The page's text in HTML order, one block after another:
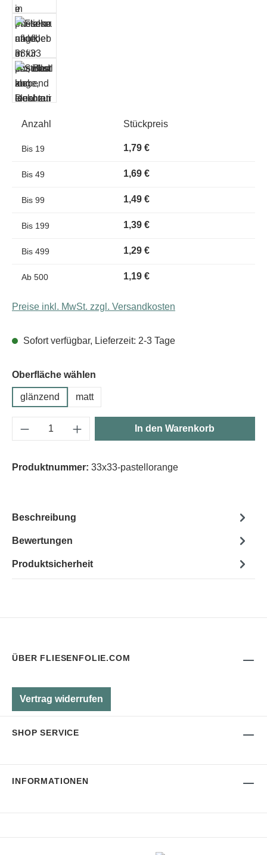
Anzahl Stückpreis
Bis 19 1,79 €
Bis 49 1,69 €
Bis 99 1,49 €
Bis 199 1,39 €
Bis 499 1,29 €
Ab 500 1,19 €
Preise inkl. MwSt. zzgl. Versandkosten
Sofort verfügbar, Lieferzeit: 2-3 Tage
Oberfläche wählen
glänzend matt
Produkt Anzahl: Gib den gewünschten
In den Warenkorb
Produktnummer: 33x33-pastellorange
Beschreibung
Bewertungen
Produktsicherheit
ÜBER FLIESENFOLIE.COM
Vertrag widerrufen
SHOP SERVICE
INFORMATIONEN